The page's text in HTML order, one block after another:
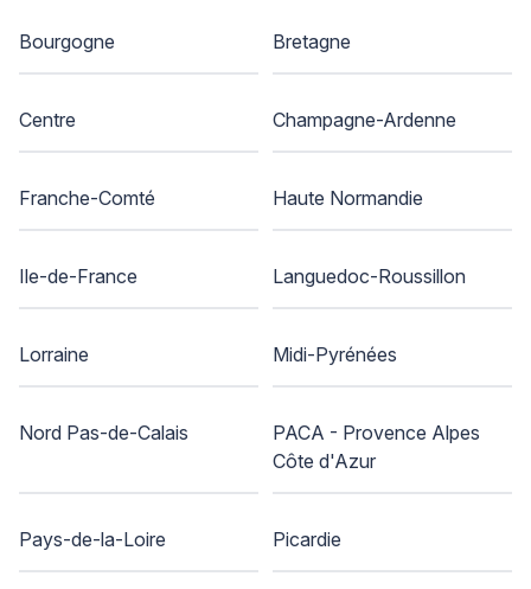
Bourgogne Bretagne
Centre Champagne-Ardenne
Franche-Comté Haute Normandie
Ile-de-France Languedoc-Roussillon
Lorraine Midi-Pyrénées
Nord Pas-de-Calais
PACA - Provence Alpes
Côte d'Azur
Pays-de-la-Loire Picardie